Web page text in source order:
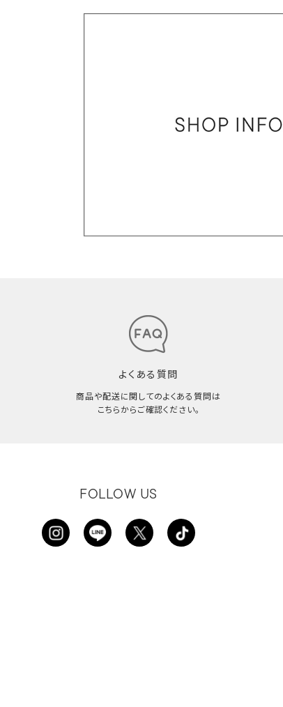
よくある質問
商品や配送に関してのよくある質問は
こちらからご確認ください。
FOLLOW US